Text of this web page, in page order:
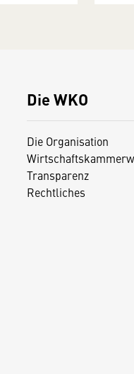
Die WKO
Die Organisation
Transparenz
Rechtliches